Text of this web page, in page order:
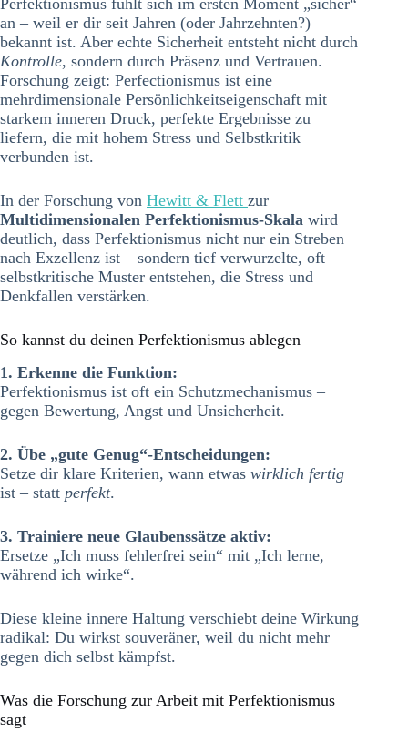
an – weil er dir seit Jahren (oder Jahrzehnten?)
bekannt ist. Aber echte Sicherheit entsteht nicht durch
Kontrolle, sondern durch Präsenz und Vertrauen.
Forschung zeigt: Perfectionismus ist eine
mehrdimensionale Persönlichkeitseigenschaft mit
starkem inneren Druck, perfekte Ergebnisse zu
liefern, die mit hohem Stress und Selbstkritik
verbunden ist.
In der Forschung von Hewitt & Flett zur
Multidimensionalen Perfektionismus-Skala wird
deutlich, dass Perfektionismus nicht nur ein Streben
nach Exzellenz ist – sondern tief verwurzelte, oft
selbstkritische Muster entstehen, die Stress und
Denkfallen verstärken.
So kannst du deinen Perfektionismus ablegen
1. Erkenne die Funktion:
Perfektionismus ist oft ein Schutzmechanismus –
gegen Bewertung, Angst und Unsicherheit.
2. Übe „gute Genug“-Entscheidungen:
Setze dir klare Kriterien, wann etwas wirklich fertig
ist – statt perfekt.
3. Trainiere neue Glaubenssätze aktiv:
Ersetze „Ich muss fehlerfrei sein“ mit „Ich lerne,
während ich wirke“.
Diese kleine innere Haltung verschiebt deine Wirkung
radikal: Du wirkst souveräner, weil du nicht mehr
gegen dich selbst kämpfst.
Was die Forschung zur Arbeit mit Perfektionismus
sagt